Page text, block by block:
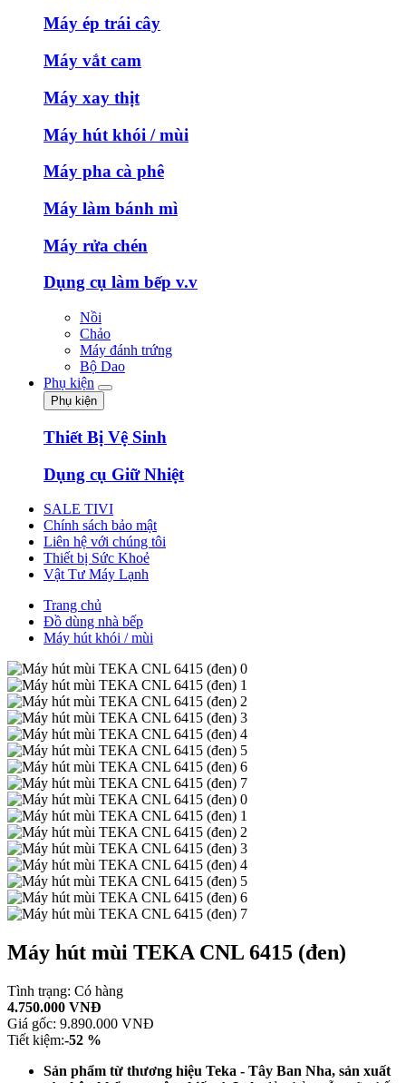
Máy ép trái cây
Máy vắt cam
Máy xay thịt
Máy hút khói / mùi
Máy pha cà phê
Máy làm bánh mì
Máy rửa chén
Dụng cụ làm bếp v.v
Nồi
Chảo
Máy đánh trứng
Bộ Dao
Phụ kiện
Phụ kiện
Thiết Bị Vệ Sinh
Dụng cụ Giữ Nhiệt
SALE TIVI
Chính sách bảo mật
Liên hệ với chúng tôi
Thiết bị Sức Khoẻ
Vật Tư Máy Lạnh
Trang chủ
Đồ dùng nhà bếp
Máy hút khói / mùi
Máy hút mùi TEKA CNL 6415 (đen)
Tình trạng: Có hàng
4.750.000 VNĐ
Giá gốc: 9.890.000 VNĐ
Tiết kiệm:-52 %
Sản phẩm từ thương hiệu Teka - Tây Ban Nha, sản xuất